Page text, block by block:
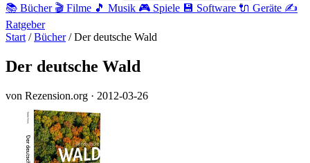
📚 Bücher 🎬 Filme 🎵 Musik 🎮 Spiele 💾 Software 🔌 Geräte ✍️
Ratgeber
Start / Bücher / Der deutsche Wald
Der deutsche Wald
von Rezension.org · 2012-03-26